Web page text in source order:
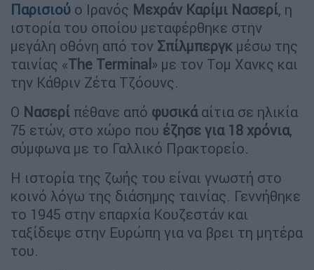
Παρισιού ο Ιρανός Μεχράν Καρίμι Νασερί, η
ιστορία του οποίου μεταφέρθηκε στην
μεγάλη οθόνη από τον Σπίλμπεργκ μέσω της
ταινίας «The Terminal » με τον Τομ Χανκς και
την Κάθριν Ζέτα Τζόουνς.
Ο Νασερί πέθανε από φυσικάαίτια σε ηλικία
75 ετών, στο χώρο που έζησε για 18 χρόνια,
σύμφωνα με το Γαλλικό Πρακτορείο.
Η ιστορία της ζωής του είναι γνωστή στο
κοινό λόγω της διάσημης ταινίας. Γεννήθηκε
το 1945 στην επαρχία Κουζεστάν και
ταξίδεψε στην Ευρώπη για να βρει τη μητέρα
του.